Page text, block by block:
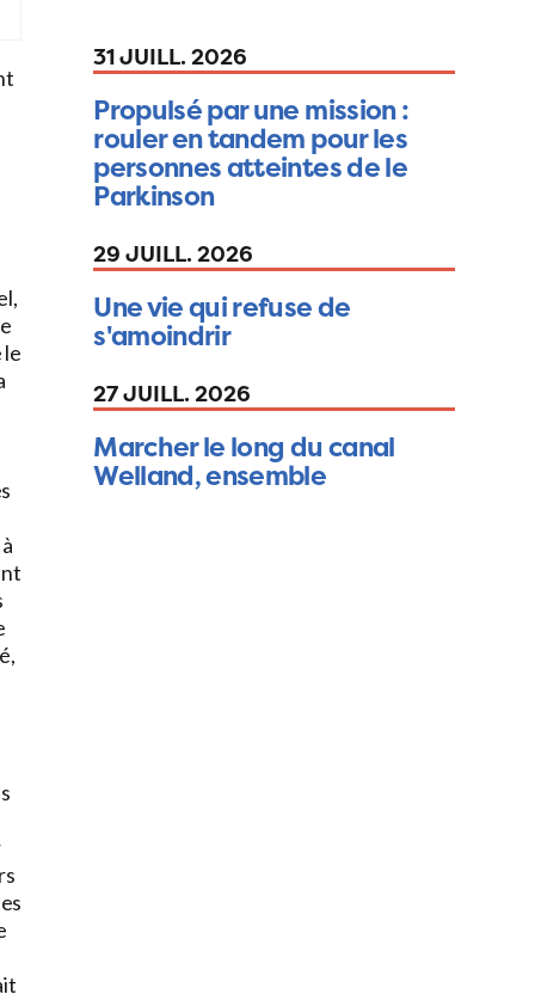
le
31 JUILL. 2026
Propulsé par une mission :
rouler en tandem pour les
personnes atteintes de le
Parkinson
29 JUILL. 2026
Une vie qui refuse de
s'amoindrir
27 JUILL. 2026
Marcher le long du canal
Welland, ensemble